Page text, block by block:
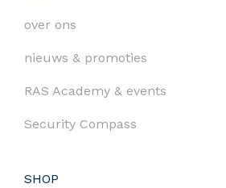
over ons
nieuws & promoties
RAS Academy & events
Security Compass
SHOP